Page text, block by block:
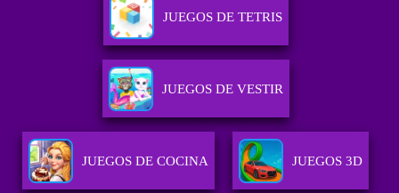
JUEGOS DE TETRIS
JUEGOS DE VESTIR
JUEGOS DE COCINA JUEGOS 3D